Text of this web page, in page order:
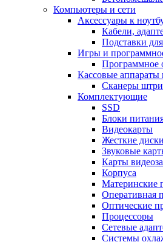
Компьютеры и сети
Аксессуары к
Кабели,
Подставки
Игры и
Программное
Кассовые аппараты
Сканеры
Комплектующие
SSD
Блоки
Видеокарты
Жесткие диски
Звуковые
Карты
Корпуса
Материнские
Оперативная
Оптические
Процессоры
Сетевые
Системы